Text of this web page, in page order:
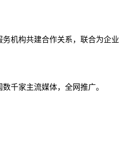
机构共建合作关系，联合为企业
千家主流媒体，全网推广。